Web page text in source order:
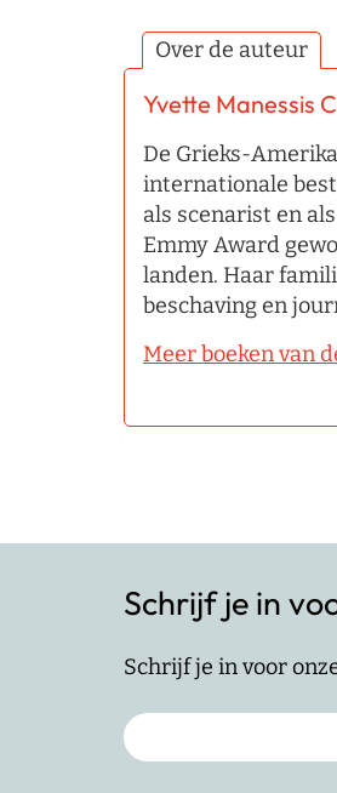
Over de auteur
Yvette Manessis
De Grieks-
internationale
als scenarist en
Emmy Award
landen. Haar
beschaving en
Meer boeken van
Schrijf je in
Schrijf je in voor